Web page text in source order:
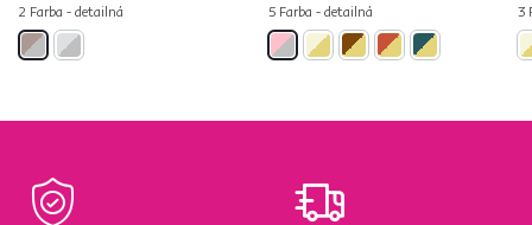
2 Farba - detailná 5 Farba - detailná 3